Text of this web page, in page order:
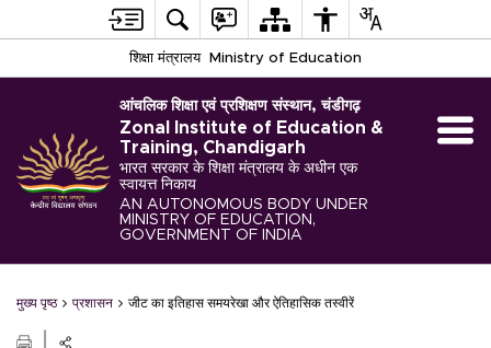
शिक्षा मंत्रालय Ministry of Education
आंचलिक शिक्षा एवं प्रशिक्षण संस्थान, चंडीगढ़
Zonal Institute of Education &
Training, Chandigarh
भारत सरकार के शिक्षा मंत्रालय के अधीन एक
स्वायत्त निकाय
AN AUTONOMOUS BODY UNDER
MINISTRY OF EDUCATION,
GOVERNMENT OF INDIA
मुख्य पृष्ठ प्रशासन जीट का इतिहास समयरेखा और ऐतिहासिक तस्वीरें